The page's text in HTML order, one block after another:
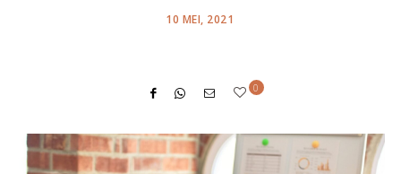
POSTED
10 MEI, 2021
0